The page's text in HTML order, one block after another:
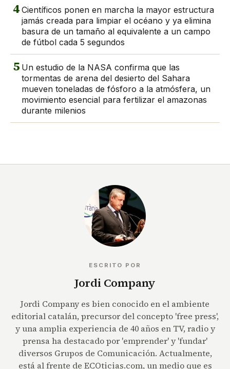
4 Científicos ponen en marcha la mayor estructura
jamás creada para limpiar el océano y ya elimina
basura de un tamaño al equivalente a un campo
de fútbol cada 5 segundos
5 Un estudio de la NASA confirma que las
tormentas de arena del desierto del Sahara
mueven toneladas de fósforo a la atmósfera, un
movimiento esencial para fertilizar el amazonas
durante milenios
ESCRITO POR
Jordi Company
Jordi Company es bien conocido en el ambiente
editorial catalán, precursor del concepto 'free press',
y una amplia experiencia de 40 años en TV, radio y
prensa ha destacado por 'emprender' y 'fundar'
diversos Grupos de Comunicación. Actualmente,
está al frente de ECOticias.com, un medio que es